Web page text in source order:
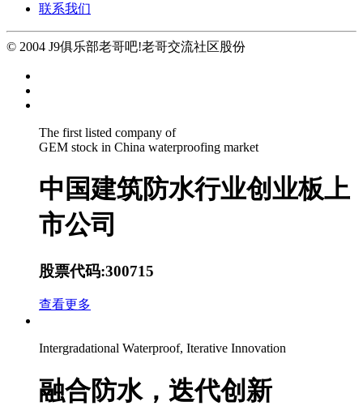
联系我们
© 2004 J9俱乐部老哥吧!老哥交流社区股份
The first listed company of
GEM stock in China waterproofing market
中国建筑防水行业创业板上
市公司
股票代码:300715
查看更多
Intergradational Waterproof, Iterative Innovation
融合防水，迭代创新